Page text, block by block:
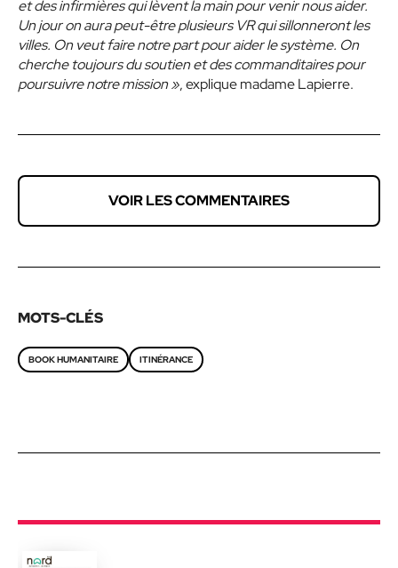
et des infirmières qui lèvent la main pour venir nous aider.
Un jour on aura peut-être plusieurs VR qui sillonneront les
villes. On veut faire notre part pour aider le système. On
cherche toujours du soutien et des commanditaires pour
poursuivre notre mission », explique madame Lapierre.
VOIR LES COMMENTAIRES
MOTS-CLÉS
BOOK HUMANITAIRE ITINÉRANCE